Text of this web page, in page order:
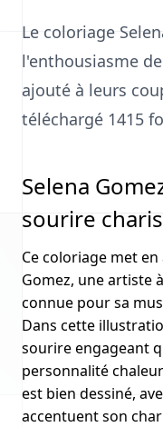
Le coloriage
l'enthousiasme
ajouté à leurs
téléchargé 1415
Selena
sourire
Ce coloriage met
Gomez, une artiste
connue pour sa
Dans cette
sourire engageant
personnalité
est bien dessiné,
accentuent son